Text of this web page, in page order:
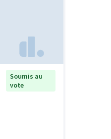
Soumis au
vote